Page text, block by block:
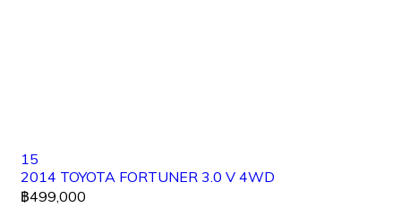
15
2014 TOYOTA FORTUNER 3.0 V 4WD
฿499,000